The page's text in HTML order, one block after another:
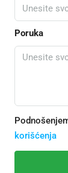
Poruka
korišćenja